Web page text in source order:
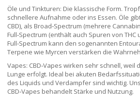
Öle und Tinkturen: Die klassische Form.
schnellere Aufnahme oder ins Essen. Öle
CBD), als Broad‑Spectrum (mehrere
Full‑Spectrum (enthält auch Spuren von THC
Full‑Spectrum kann den sogenannten
Terpene wie Myrcen verstärken die
Vapes: CBD‑Vapes wirken sehr schnell, weil
Lunge erfolgt. Ideal bei akuten
des Liquids und Verdampfer sind wichtig.
CBD‑Vapes behandelt Stärke und Nutzung.